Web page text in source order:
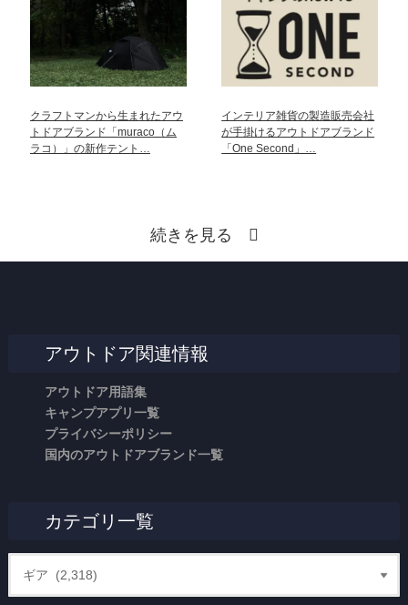
クラフトマンから生まれたアウ
トドアブランド「muraco（ム
ラコ）」の新作テント…
インテリア雑貨の製造販売会社
が手掛けるアウトドアブランド
「One Second」…
続きを見る
アウトドア関連情報
アウトドア用語集
キャンプアプリ一覧
プライバシーポリシー
国内のアウトドアブランド一覧
カテゴリ一覧